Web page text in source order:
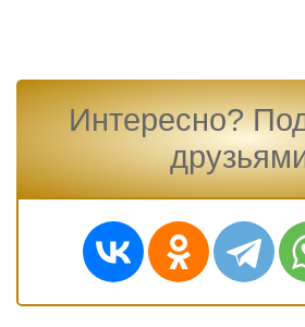
Интересно?